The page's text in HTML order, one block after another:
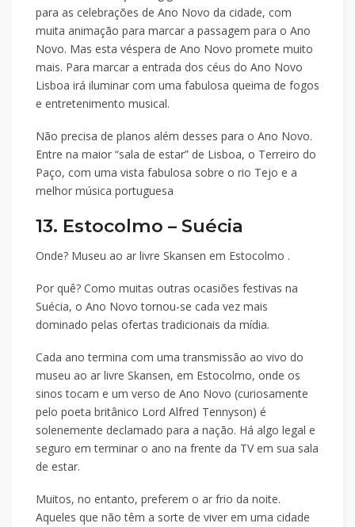
para as celebrações de Ano Novo da cidade, com
muita animação para marcar a passagem para o Ano
Novo. Mas esta véspera de Ano Novo promete muito
mais. Para marcar a entrada dos céus do Ano Novo
Lisboa irá iluminar com uma fabulosa queima de fogos
e entretenimento musical.
Não precisa de planos além desses para o Ano Novo.
Entre na maior “sala de estar” de Lisboa, o Terreiro do
Paço, com uma vista fabulosa sobre o rio Tejo e a
melhor música portuguesa
13. Estocolmo – Suécia
Onde? Museu ao ar livre Skansen em Estocolmo .
Por quê? Como muitas outras ocasiões festivas na
Suécia, o Ano Novo tornou-se cada vez mais
dominado pelas ofertas tradicionais da mídia.
Cada ano termina com uma transmissão ao vivo do
museu ao ar livre Skansen, em Estocolmo, onde os
sinos tocam e um verso de Ano Novo (curiosamente
pelo poeta britânico Lord Alfred Tennyson) é
solenemente declamado para a nação. Há algo legal e
seguro em terminar o ano na frente da TV em sua sala
de estar.
Muitos, no entanto, preferem o ar frio da noite.
Aqueles que não têm a sorte de viver em uma cidade